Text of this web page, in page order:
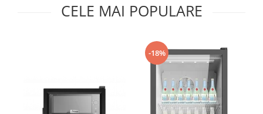
CELE MAI POPULARE
-18%